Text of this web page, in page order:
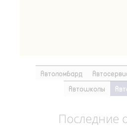
Автоломбард
Автошколы
Последние